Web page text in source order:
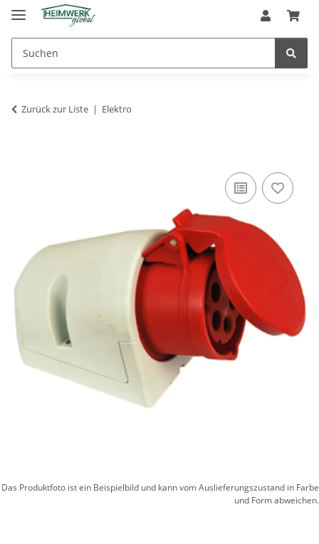
Zurück zur Liste Elektro
Das Produktfoto ist ein Beispielbild und kann vom Auslieferungszustand in Farbe
und Form abweichen.